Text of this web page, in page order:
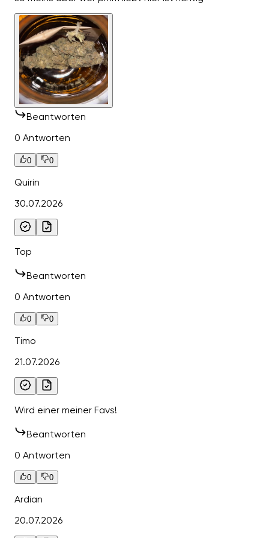
Beantworten
0 Antworten
0 0
Quirin
30.07.2026
Top
Beantworten
0 Antworten
0 0
Timo
21.07.2026
Wird einer meiner Favs!
Beantworten
0 Antworten
0 0
Ardian
20.07.2026